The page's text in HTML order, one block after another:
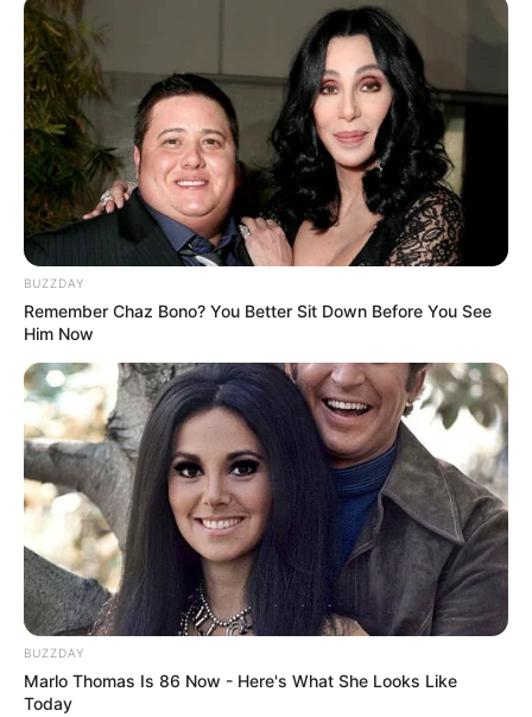
BUZZDAY
Remember Chaz Bono? You Better Sit Down Before You See
Him Now
BUZZDAY
Marlo Thomas Is 86 Now - Here's What She Looks Like
Today